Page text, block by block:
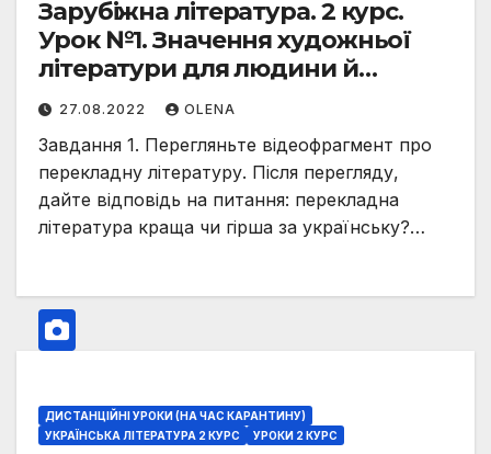
Зарубіжна література. 2 курс.
Урок №1. Значення художньої
літератури для людини й
людства XXI ст. Формування
читача в епоху цифрових
технологій. Оригінали й
переклади художніх творів, їхня
роль у розвитку особистості.
Перекладна література як
культури й чинник формування
української нації.
27.08.2022 OLENA
Завдання 1. Перегляньте відеофрагмент про
перекладну літературу. Після перегляду,
дайте відповідь на питання: перекладна
література краща чи гірша за українську?…
ДИСТАНЦІЙНІ УРОКИ (НА ЧАС КАРАНТИНУ)
УКРАЇНСЬКА ЛІТЕРАТУРА 2 КУРС
УРОКИ 2 КУРС